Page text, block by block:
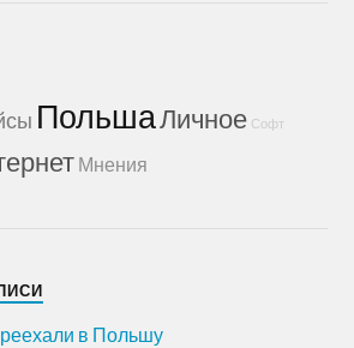
ПольшаЛичное Софт
Мнения
в Польшу